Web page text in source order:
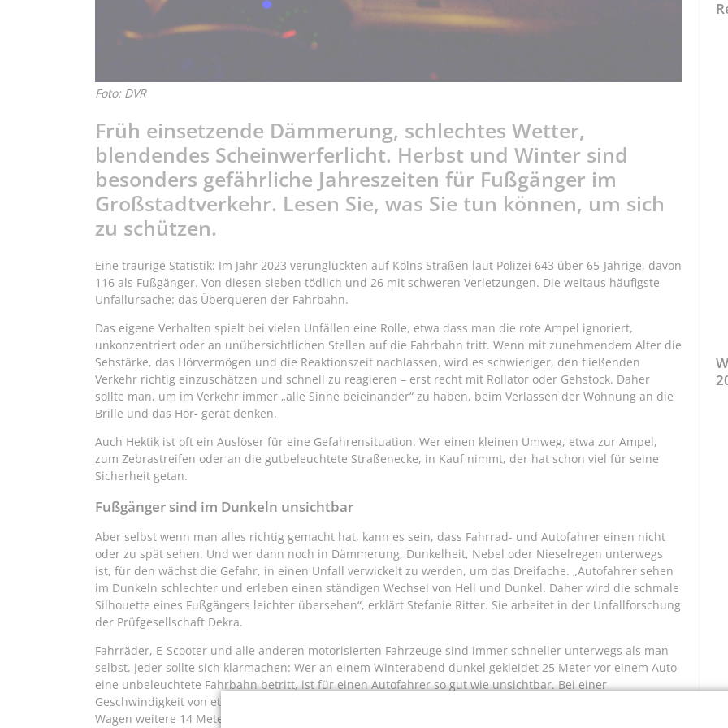
Foto: DVR
Früh einsetzende Dämmerung, schlechtes Wetter,
blendendes Scheinwerferlicht. Herbst und Winter sind
besonders gefährliche Jahreszeiten für Fußgänger im
Großstadtverkehr. Lesen Sie, was Sie tun können, um sich
zu schützen.
Eine traurige Statistik: Im Jahr 2023 verunglückten auf Kölns Straßen laut Polizei 643 über 65-Jährige, davon
116 als Fußgänger. Von diesen sieben tödlich und 26 mit schweren Verletzungen. Die weitaus häufigste
Unfallursache: das Überqueren der Fahrbahn.
Das eigene Verhalten spielt bei vielen Unfällen eine Rolle, etwa dass man die rote Ampel ignoriert,
unkonzentriert oder an unübersichtlichen Stellen auf die Fahrbahn tritt. Wenn mit zunehmendem Alter die
Sehstärke, das Hörvermögen und die Reaktionszeit nachlassen, wird es schwieriger, den fließenden
Verkehr richtig einzuschätzen und schnell zu reagieren – erst recht mit Rollator oder Gehstock. Daher
sollte man, um im Verkehr immer „alle Sinne beieinander“ zu haben, beim Verlassen der Wohnung an die
Brille und das Hör- gerät denken.
Auch Hektik ist oft ein Auslöser für eine Gefahrensituation. Wer einen kleinen Umweg, etwa zur Ampel,
zum Zebrastreifen oder an die gutbeleuchtete Straßenecke, in Kauf nimmt, der hat schon viel für seine
Sicherheit getan.
Fußgänger sind im Dunkeln unsichtbar
Aber selbst wenn man alles richtig gemacht hat, kann es sein, dass Fahrrad- und Autofahrer einen nicht
oder zu spät sehen. Und wer dann noch in Dämmerung, Dunkelheit, Nebel oder Nieselregen unterwegs
ist, für den wächst die Gefahr, in einen Unfall verwickelt zu werden, um das Dreifache. „Autofahrer sehen
im Dunkeln schlechter und erleben einen ständigen Wechsel von Hell und Dunkel. Daher wird die schmale
Silhouette eines Fußgängers leichter übersehen“, erklärt Stefanie Ritter. Sie arbeitet in der Unfallforschung
der Prüfgesellschaft Dekra.
Fahrräder, E-Scooter und alle anderen motorisierten Fahrzeuge sind immer schneller unterwegs als man
selbst. Jeder sollte sich klarmachen: Wer an einem Winterabend dunkel gekleidet 25 Meter vor einem Auto
eine unbeleuchtete Fahrbahn betritt, ist für einen Autofahrer so gut wie unsichtbar. Bei einer
Geschwindigkeit von etwa 50 Stundenkilometern und einer Reaktionszeit von nur einer Sekunde legt der
Wagen weitere 14 Meter zurück, bevor der Fahrer das Bremspedal tritt. Zu spät, um rechtzeitig zum